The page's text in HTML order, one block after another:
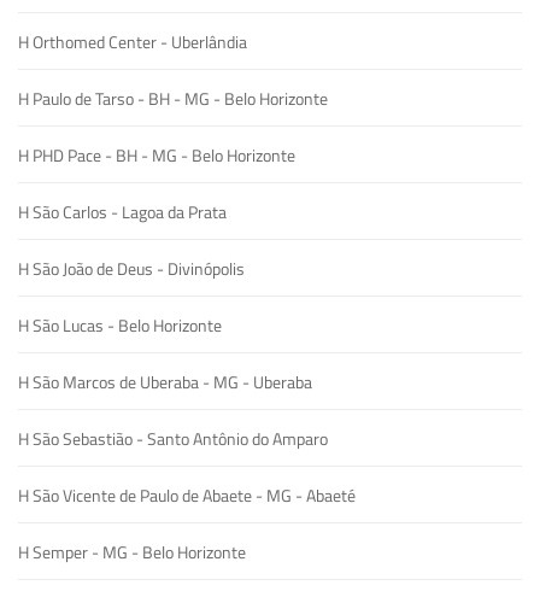
H Orthomed Center - Uberlândia
H Paulo de Tarso - BH - MG - Belo Horizonte
H PHD Pace - BH - MG - Belo Horizonte
H São Carlos - Lagoa da Prata
H São João de Deus - Divinópolis
H São Lucas - Belo Horizonte
H São Marcos de Uberaba - MG - Uberaba
H São Sebastião - Santo Antônio do Amparo
H São Vicente de Paulo de Abaete - MG - Abaeté
H Semper - MG - Belo Horizonte